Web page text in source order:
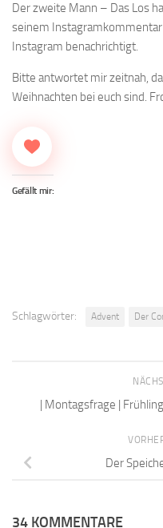
Der zweite Mann – Das Los
seinem
Instagram benachrichtigt.
Bitte antwortet mir zeitnah,
Weihnachten bei euch sind.
Gefällt mir:
Schlagwörter: Advent Der
| Montagsfrage |
Der
34 KOMMENTARE